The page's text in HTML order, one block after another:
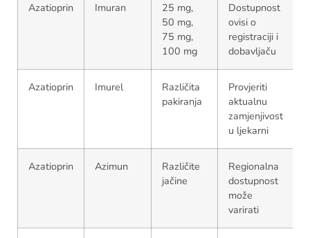
Azatioprin Imuran
25 mg,
50 mg,
75 mg,
100 mg
Dostupnost
ovisi o
registraciji i
dobavljaču
Azatioprin Imurel
Različita
pakiranja
Provjeriti
aktualnu
zamjenjivost
u ljekarni
Azatioprin Azimun
Različite
jačine
Regionalna
dostupnost
može
varirati